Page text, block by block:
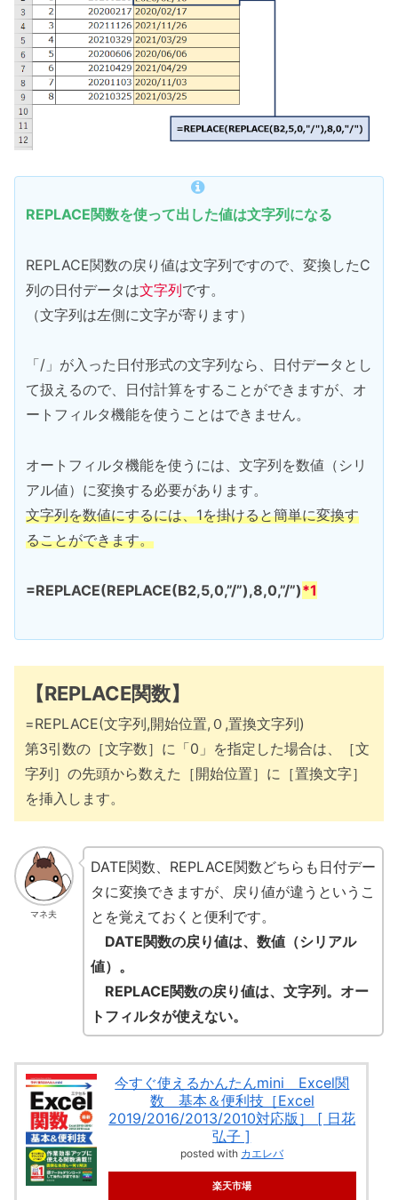
REPLACE関数を使って出した値は文字列になる
REPLACE関数の戻り値は文字列ですので、変換したC
列の日付データは文字列です。
（文字列は左側に文字が寄ります）
「/」が入った日付形式の文字列なら、日付データとし
て扱えるので、日付計算をすることができますが、オ
ートフィルタ機能を使うことはできません。
オートフィルタ機能を使うには、文字列を数値（シリ
アル値）に変換する必要があります。
文字列を数値にするには、1を掛けると簡単に変換す
ることができます。
=REPLACE(REPLACE(B2,5,0,”/”),8,0,”/”)*1
【REPLACE関数】
=REPLACE(文字列,開始位置,０,置換文字列)
第3引数の［文字数］に「0」を指定した場合は、［文
字列］の先頭から数えた［開始位置］に［置換文字］
を挿入します。
マネ夫
DATE関数、REPLACE関数どちらも日付デー
タに変換できますが、戻り値が違うというこ
とを覚えておくと便利です。
DATE関数の戻り値は、数値（シリアル
値）。
REPLACE関数の戻り値は、文字列。オー
トフィルタが使えない。
今すぐ使えるかんたんmini Excel関
数 基本＆便利技［Excel
2019/2016/2013/2010対応版］ [ 日花
弘子 ]
posted with カエレバ
楽天市場